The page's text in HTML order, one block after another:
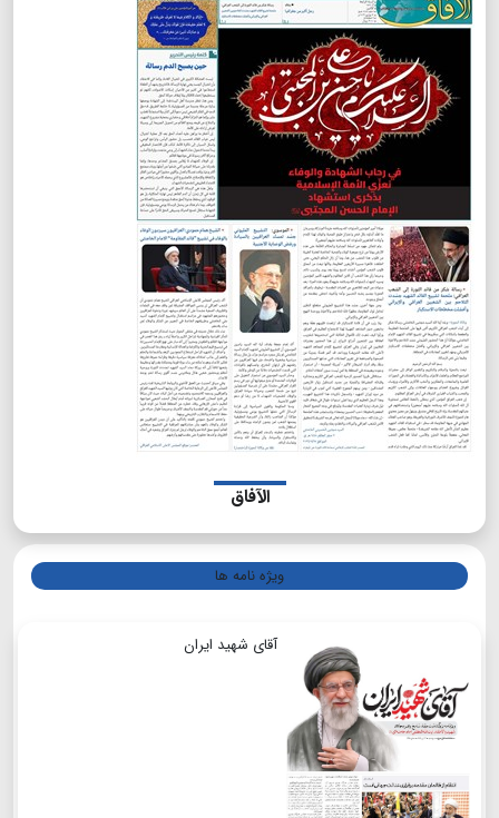
الآفاق
ویژه نامه ها
آقای شهید ایران